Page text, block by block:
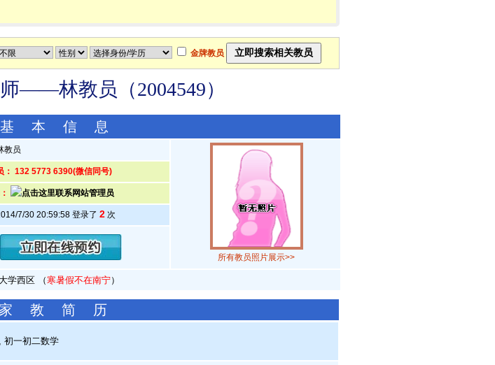
金牌教员
——林教员（2004549）
本 信 息
教员
所有教员照片展示>>
： 132 5773 6390(微信同号)
7/30 20:59:58 登录了 2次
学西区 （寒暑假不在南宁）
教 简 历
初一初二数学